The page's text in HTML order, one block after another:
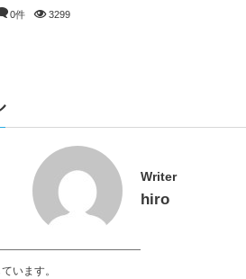
0件 3299
Writer
hiro
います。